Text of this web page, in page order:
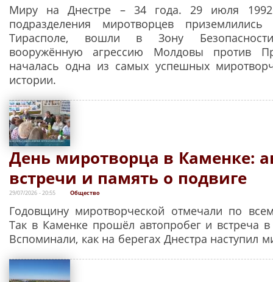
Миру на Днестре – 34 года. 29 июля 1992
подразделения миротворцев
Тирасполе, вошли в Зону
вооружённую агрессию Молдовы против
началась одна из самых успешных
истории.
День миротворца в Каменке:
встречи и память о подвиге
29/07/2026 - 20:55 Общество
Годовщину миротворческой отмечали по
Так в Каменке прошёл автопробег и встреча в
Вспоминали, как на берегах Днестра наступил